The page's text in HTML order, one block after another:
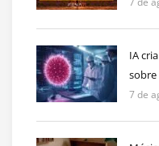
IA
sobre
7 de